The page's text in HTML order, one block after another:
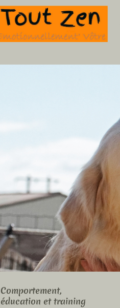
Comportement,
éducation et training